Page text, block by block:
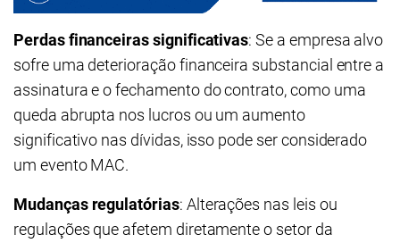
Perdas financeiras significativas: Se a empresa alvo
sofre uma deterioração financeira substancial entre a
assinatura e o fechamento do contrato, como uma
queda abrupta nos lucros ou um aumento
significativo nas dívidas, isso pode ser considerado
um evento MAC.
Mudanças regulatórias: Alterações nas leis ou
regulações que afetem diretamente o setor da